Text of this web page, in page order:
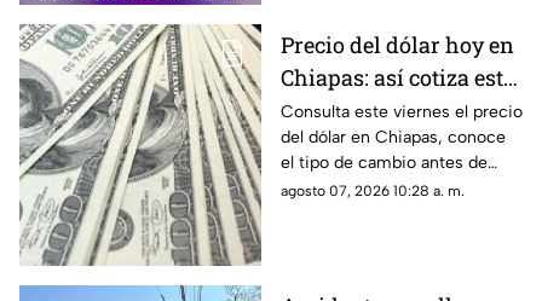
rascacielos, una tecnología
que podría transformar la
respuesta a emergencias
urbanas.
Precio del dólar hoy en
Chiapas: así cotiza este
viernes 7 de agosto de
2026
Consulta este viernes el precio
del dólar en Chiapas, conoce
el tipo de cambio antes de
comprar o vender divisas
agosto 07, 2026 10:28 a. m.